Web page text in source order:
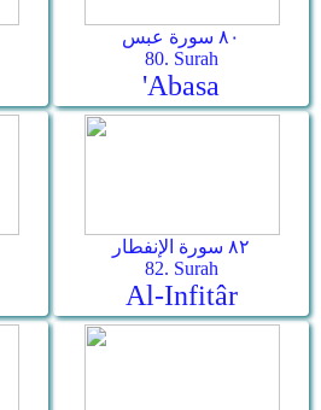
٨٠ سورة عبس
80. Surah
'Abasa
٨٢ سورة الإنفطار
82. Surah
Al-Infitâr